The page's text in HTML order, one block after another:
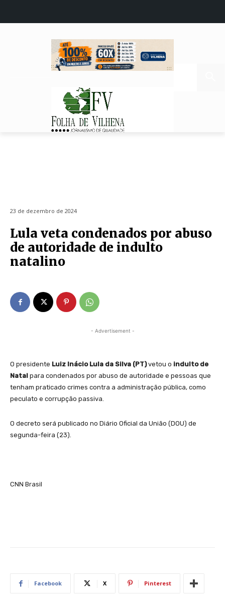
23 de dezembro de 2024
Lula veta condenados por abuso
de autoridade de indulto
natalino
- Advertisement -
O presidente Luiz Inácio Lula da Silva (PT)vetou o indulto de
Natal para condenados por abuso de autoridade e pessoas que
tenham praticado crimes contra a administração pública, como
peculato e corrupção passiva.
O decreto será publicado no Diário Oficial da União (DOU) de
segunda-feira (23).
CNN Brasil
Facebook X Pinterest